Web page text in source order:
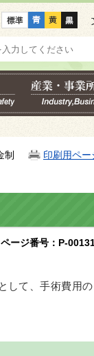
色合い
印刷用ペー
制
ページ番号：P-
して、手術費用の